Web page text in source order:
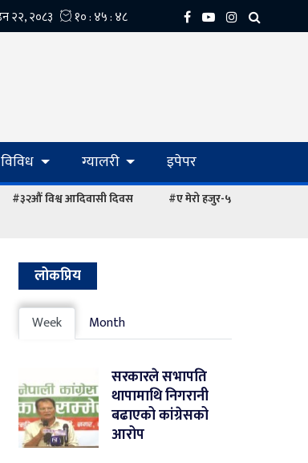
विविध ग्यालरी इपेपर
#३२औं विश्व आदिवासी दिवस
#ए मेरो हजुर-५
लोकप्रिय
Week Month
सरकारले सभापति
थापामाथि निगरानी
बढाएको कांग्रेसको
आरोप